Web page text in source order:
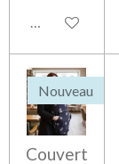
Voir les détails
Nouveau
Couvert